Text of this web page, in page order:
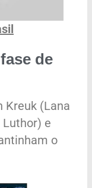
de
Kreuk (Lana
Luthor) e
o